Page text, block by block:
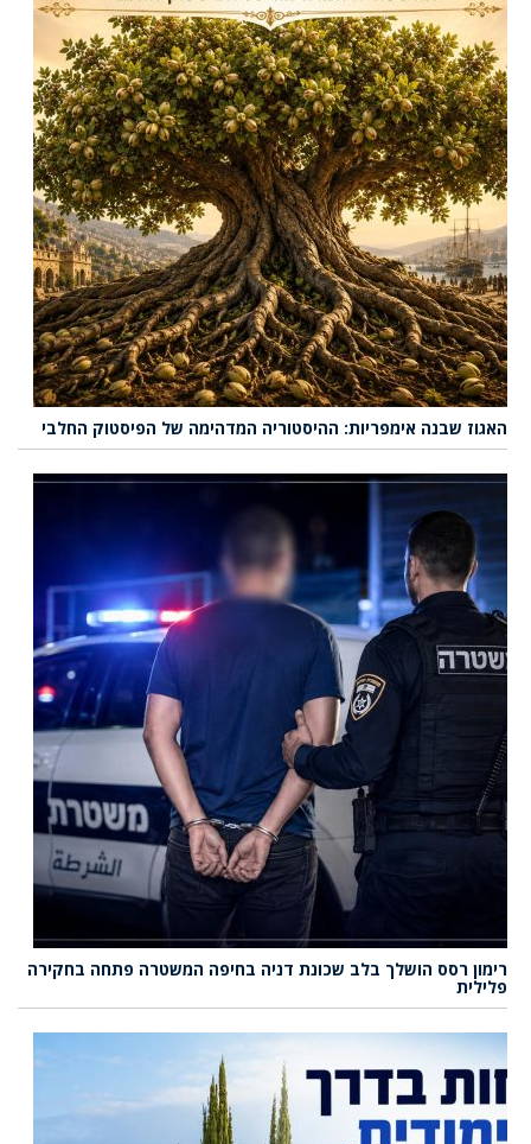
האגוז שבנה אימפריות: ההיסטוריה המדהימה של הפיסטוק החלבי
רימון רסס הושלך בלב שכונת דניה בחיפה המשטרה פתחה בחקירה
פלילית